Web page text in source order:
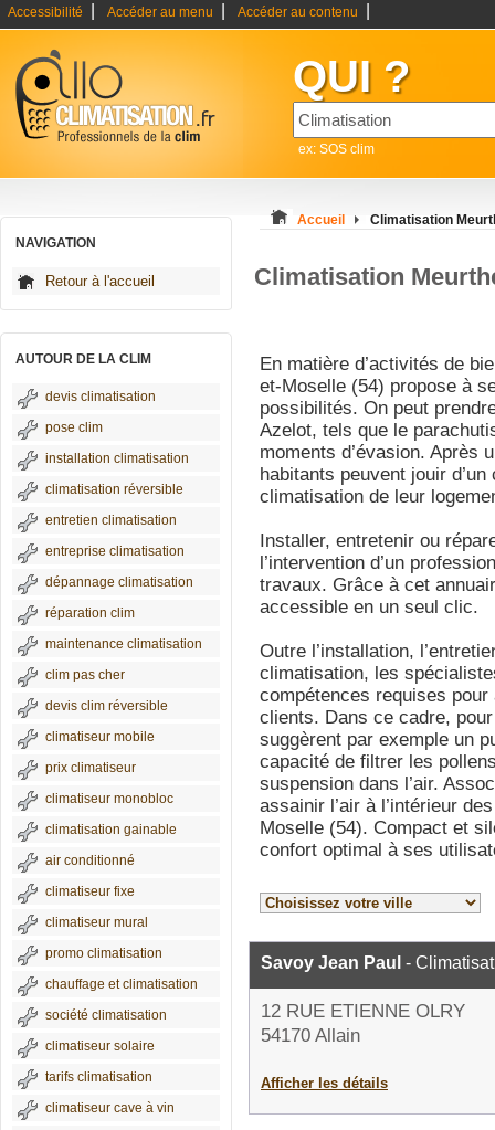
Accessibilité Accéder au menu Accéder au contenu
QUI ?
ex: SOS clim
NAVIGATION
Retour à l'accueil
AUTOUR DE LA CLIM
devis climatisation
pose clim
installation climatisation
climatisation réversible
entretien climatisation
entreprise climatisation
dépannage climatisation
réparation clim
maintenance climatisation
clim pas cher
devis clim réversible
climatiseur mobile
prix climatiseur
climatiseur monobloc
climatisation gainable
air conditionné
climatiseur fixe
climatiseur mural
promo climatisation
chauffage et climatisation
société climatisation
climatiseur solaire
tarifs climatisation
climatiseur cave à vin
Accueil Climatisation
Climatisation
En matière d’activités de
et-Moselle (54) propose à
possibilités. On peut
Azelot, tels que le
moments d’évasion. Après
habitants peuvent jouir
climatisation de leur
Installer, entretenir ou
l’intervention d’un
travaux. Grâce à cet
accessible en un seul clic.
Outre l’installation,
climatisation, les
compétences requises
clients. Dans ce cadre,
suggèrent par exemple un
capacité de filtrer les
suspension dans l’air.
assainir l’air à l’intérieur
Moselle (54). Compact et
confort optimal à ses
Savoy Jean Paul -
12 RUE ETIENNE OLRY
54170 Allain
Afficher les détails